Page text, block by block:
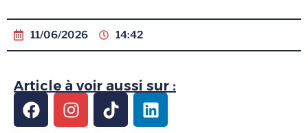
11/06/2026 14:42
Article à voir aussi sur :